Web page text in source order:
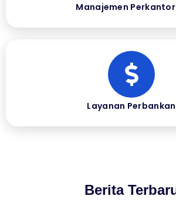
Manajemen
Layanan Perbankan
Berita